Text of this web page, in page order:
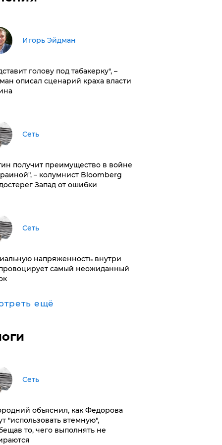
Игорь Эйдман
голову под табакерку", –
описал сценарий краха власти
Сеть
получит преимущество в войне
– колумнист Bloomberg
Запад от ошибки
Сеть
напряженность внутри
самый неожиданный
ещё
Сеть
объяснил, как Федорова
"использовать втемную",
то, чего выполнять не